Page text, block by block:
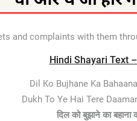
and complaints with them
Hindi Shayari Text –
Dil Ko Bujhane Ka
Dukh To Ye Hai Tere
दिल को बुझाने का बहाना